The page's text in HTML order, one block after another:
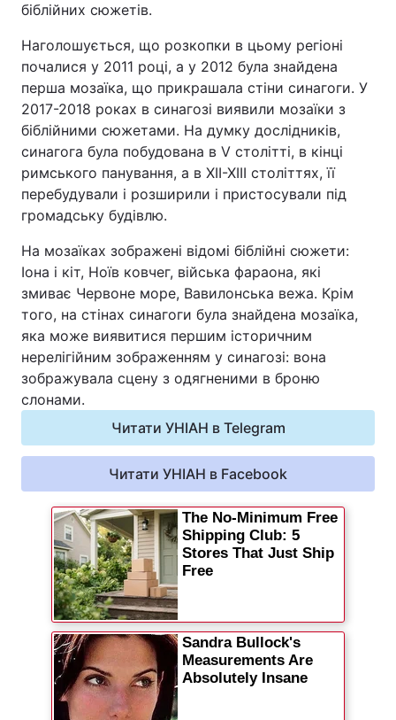
Спорт Наука
Техно і зв'язок Лайт
Зброя Інциденти
Здоров'я Туризм
Цікавинки
Відео з Youtube Статті
Інтерв'ю Думки
Архів Вакансії
Контакти
Реклама на сайті Фотобанк
Моніторинг Пресцентр
біблійних сюжетів.
Наголошується, що розкопки в цьому регіоні
почалися у 2011 році, а у 2012 була знайдена
перша мозаїка, що прикрашала стіни синагоги. У
2017-2018 роках в синагозі виявили мозаїки з
біблійними сюжетами. На думку дослідників,
синагога була побудована в V столітті, в кінці
римського панування, а в XII-XIII століттях, її
перебудували і розширили і пристосували під
громадську будівлю.
На мозаїках зображені відомі біблійні сюжети:
Іона і кіт, Ноїв ковчег, війська фараона, які
змиває Червоне море, Вавилонська вежа. Крім
того, на стінах синагоги була знайдена мозаїка,
яка може виявитися першим історичним
нерелігійним зображенням у синагозі: вона
зображувала сцену з одягненими в броню
слонами.
Читати УНІАН в Telegram
Читати УНІАН в Facebook